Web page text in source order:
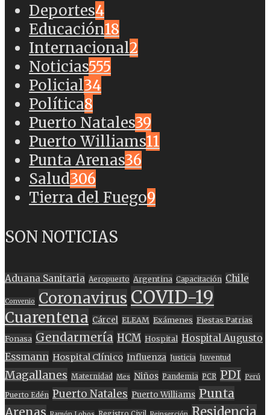
Deportes4
Educación18
Internacional2
Noticias555
Policial34
Política8
Puerto Natales39
Puerto Williams11
Punta Arenas36
Salud306
Tierra del Fuego9
SON NOTICIAS
Aduana Sanitaria Aeropuerto Argentina Capacitación Chile
Convenio Coronavirus COVID-19
Cuarentena Cárcel ELEAM Exámenes Fiestas Patrias
Fonasa Gendarmería HCM Hospital Hospital Augusto
Essmann Hospital Clínico Influenza Justicia Juventud
Magallanes Maternidad Mes Niños Pandemia PCR PDI Perú
Puerto Edén Puerto Natales Puerto Williams Punta
Arenas